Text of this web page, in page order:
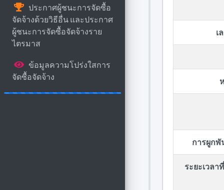
ประกาศผู้ชนะการจัดซื้อ
จัดจ้างด้วยวิธีอื่น และประกาศ
ผู้ชนะการจัดซื้อจัดจ้างราย
ไตรมาส
ข้อมูลความโปร่งใสการ
จัดซื้อจัดจ้าง
เ
การผูก
ระยะเวลา